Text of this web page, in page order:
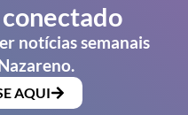
notícias semanais
AQUI